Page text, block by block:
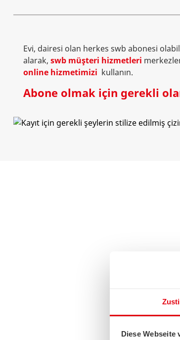
Diese Webseite
Evi, dairesi olan herkes swb abonesi
alarak, swb müşteri hizmetleri
online hizmetimizi kullanın.
Abone olmak için gerekli
Bize